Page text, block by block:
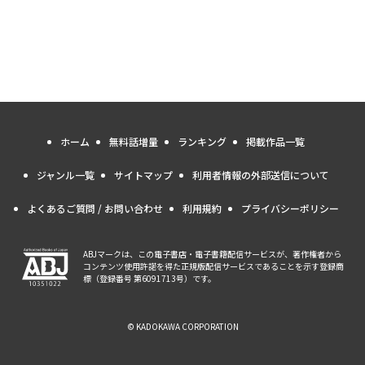
ホーム 無料話増量 ランキング 掲載作品一覧
ジャンル一覧 サイトマップ 利用者情報の外部送信について
よくあるご質問 / お問い合わせ 利用規約 プライバシーポリシー
ABJマークは、この電子書店・電子書籍配信サービスが、著作権者から
コンテンツ使用許諾を得た正規版配信サービスであることを示す登録商
標（登録番号 第6091713号）です。
© KADOKAWA CORPORATION